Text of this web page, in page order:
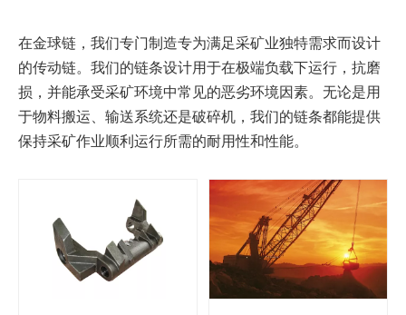
在金球链，我们专门制造专为满足采矿业独特需求而设计
的传动链。我们的链条设计用于在极端负载下运行，抗磨
损，并能承受采矿环境中常见的恶劣环境因素。无论是用
于物料搬运、输送系统还是破碎机，我们的链条都能提供
保持采矿作业顺利运行所需的耐用性和性能。